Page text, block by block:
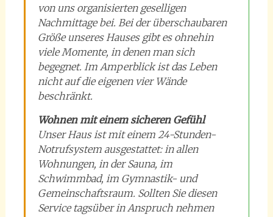
von uns organisierten geselligen
Nachmittage bei. Bei der überschaubaren
Größe unseres Hauses gibt es ohnehin
viele Momente, in denen man sich
begegnet. Im Amperblick ist das Leben
nicht auf die eigenen vier Wände
beschränkt.
Wohnen mit einem sicheren Gefühl
Unser Haus ist mit einem 24-Stunden-
Notrufsystem ausgestattet: in allen
Wohnungen, in der Sauna, im
Schwimmbad, im Gymnastik- und
Gemeinschaftsraum. Sollten Sie diesen
Service tagsüber in Anspruch nehmen